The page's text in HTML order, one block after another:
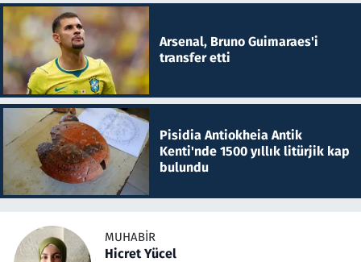
Arsenal, Bruno Guimaraes'i
transfer etti
Pisidia Antiokheia Antik
Kenti'nde 1500 yıllık litürjik kap
bulundu
MUHABIR
Hicret Yücel